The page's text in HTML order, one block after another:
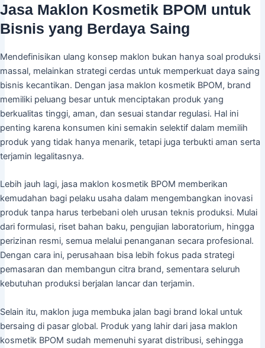
Jasa Maklon Kosmetik BPOM untuk
Bisnis yang Berdaya Saing
Mendefinisikan ulang konsep maklon bukan hanya soal produksi
massal, melainkan strategi cerdas untuk memperkuat daya saing
bisnis kecantikan. Dengan jasa maklon kosmetik BPOM, brand
memiliki peluang besar untuk menciptakan produk yang
berkualitas tinggi, aman, dan sesuai standar regulasi. Hal ini
penting karena konsumen kini semakin selektif dalam memilih
produk yang tidak hanya menarik, tetapi juga terbukti aman serta
terjamin legalitasnya.
Lebih jauh lagi, jasa maklon kosmetik BPOM memberikan
kemudahan bagi pelaku usaha dalam mengembangkan inovasi
produk tanpa harus terbebani oleh urusan teknis produksi. Mulai
dari formulasi, riset bahan baku, pengujian laboratorium, hingga
perizinan resmi, semua melalui penanganan secara profesional.
Dengan cara ini, perusahaan bisa lebih fokus pada strategi
pemasaran dan membangun citra brand, sementara seluruh
kebutuhan produksi berjalan lancar dan terjamin.
Selain itu, maklon juga membuka jalan bagi brand lokal untuk
bersaing di pasar global. Produk yang lahir dari jasa maklon
kosmetik BPOM sudah memenuhi syarat distribusi, sehingga